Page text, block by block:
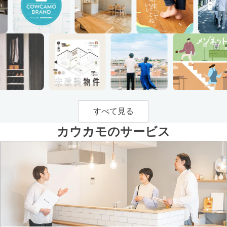
すべて見る
カウカモのサービス